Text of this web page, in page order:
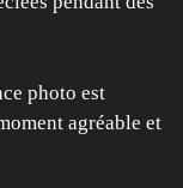
photo est
agréable et